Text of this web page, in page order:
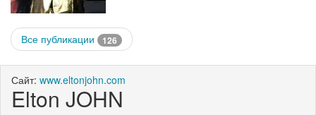
Все публикации 126
Сайт: www.eltonjohn.com
Elton JOHN